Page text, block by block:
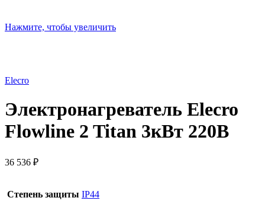
Нажмите, чтобы увеличить
Elecro
Электронагреватель Elecro
Flowline 2 Titan 3кВт 220В
36 536 ₽
Степень защиты IP44